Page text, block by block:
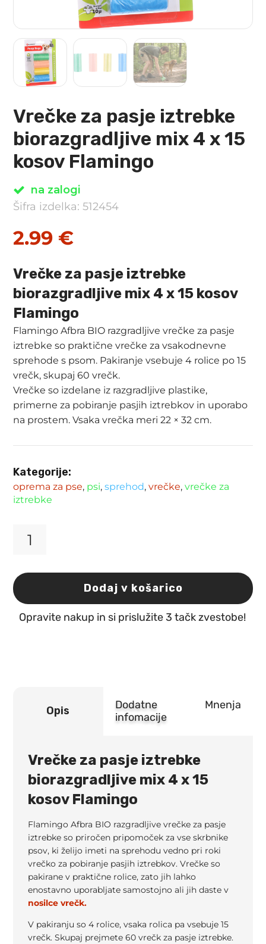
Vrečke za pasje iztrebke
biorazgradljive mix 4 x 15
kosov Flamingo
na zalogi
Šifra izdelka: 512454
2.99 €
Vrečke za pasje iztrebke
biorazgradljive mix 4 x 15 kosov
Flamingo
Flamingo Afbra BIO razgradljive vrečke za pasje
iztrebke so praktične vrečke za vsakodnevne
sprehode s psom. Pakiranje vsebuje 4 rolice po 15
vrečk, skupaj 60 vrečk.
Vrečke so izdelane iz razgradljive plastike,
primerne za pobiranje pasjih iztrebkov in uporabo
na prostem. Vsaka vrečka meri 22 × 32 cm.
Kategorije:
oprema za pse, psi,sprehod,vrečke,vrečke za
iztrebke
pasje
iztrebke
biorazgradljive
mix
Dodaj v košarico
Opravite nakup in si prislužite 3 tačk zvestobe!
Opis
Dodatne
infomacije
Mnenja
Vrečke za pasje iztrebke
biorazgradljive mix 4 x 15
kosov Flamingo
Flamingo Afbra BIO razgradljive vrečke za pasje
iztrebke so priročen pripomoček za vse skrbnike
psov, ki želijo imeti na sprehodu vedno pri roki
vrečko za pobiranje pasjih iztrebkov. Vrečke so
pakirane v praktične rolice, zato jih lahko
enostavno uporabljate samostojno ali jih daste v
nosilce vrečk.
V pakiranju so 4 rolice, vsaka rolica pa vsebuje 15
vrečk. Skupaj prejmete 60 vrečk za pasje iztrebke.